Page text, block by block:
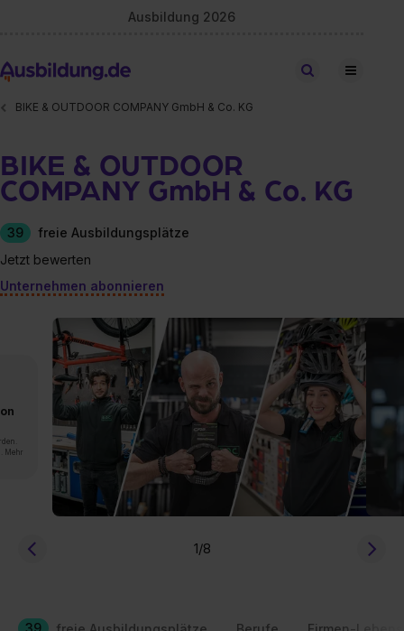
Ausbildung 2026
Stellen finden
BIKE & OUTDOOR COMPANY GmbH & Co. KG
BIKE & OUTDOOR
COMPANY GmbH & Co. KG
39
freie Ausbildungsplätze
Jetzt bewerten
Unternehmen abonnieren
Mehr
1/8
39